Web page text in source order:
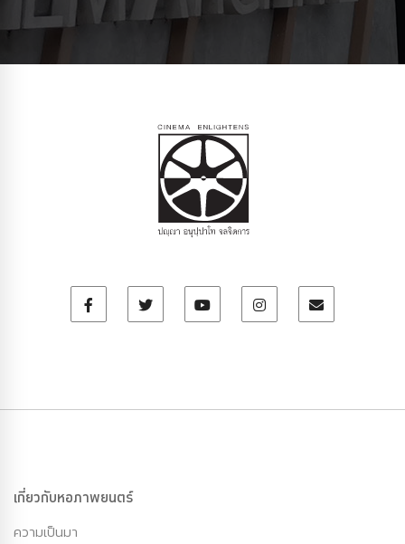
เกี่ยวกับหอภาพยนตร์
ความเป็นมา